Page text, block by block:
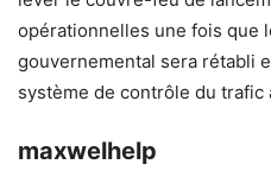
opérationnelles une fois que
gouvernemental sera rétabli
système de contrôle du trafic
maxwelhelp